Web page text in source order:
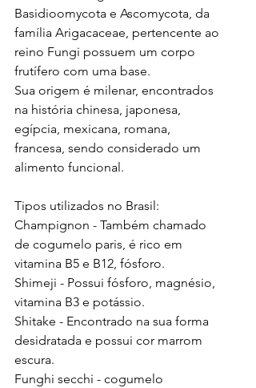
Basidioomycota e Ascomycota, da
família Arigacaceae, pertencente ao
reino Fungi possuem um corpo
frutífero com uma base.
Sua origem é milenar, encontrados
na história chinesa, japonesa,
egípcia, mexicana, romana,
francesa, sendo considerado um
alimento funcional.
Tipos utilizados no Brasil:
Champignon - Também chamado
de cogumelo paris, é rico em
vitamina B5 e B12, fósforo.
Shimeji - Possui fósforo, magnésio,
vitamina B3 e potássio.
Shitake - Encontrado na sua forma
desidratada e possui cor marrom
escura.
Funghi secchi - cogumelo